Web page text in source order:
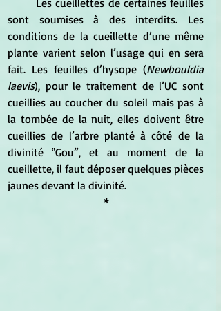
sont soumises à des interdits. Les
conditions de la cueillette d’une même
plante varient selon l’usage qui en sera
fait. Les feuilles d’hysope (Newbouldia
laevis), pour le traitement de l’UC sont
cueillies au coucher du soleil mais pas à
la tombée de la nuit, elles doivent être
cueillies de l’arbre planté à côté de la
divinité ‟Gou”, et au moment de la
cueillette, il faut déposer quelques pièces
jaunes devant la divinité.
*